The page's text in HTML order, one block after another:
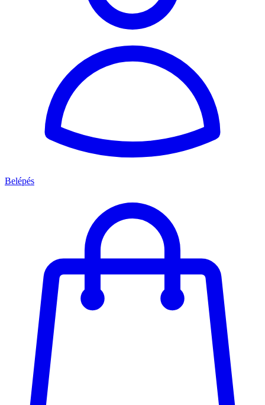
Belépés